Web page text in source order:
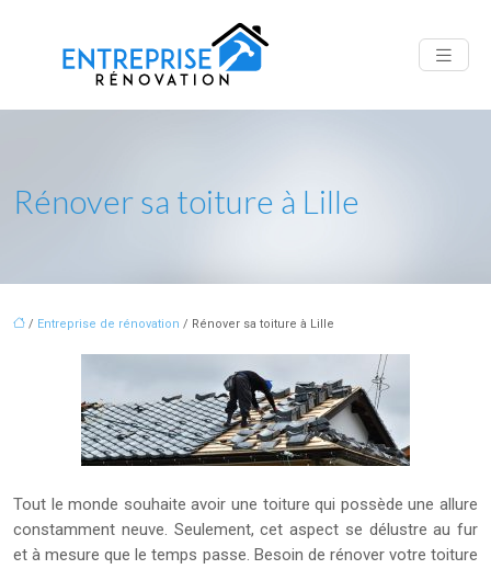
Rénover sa toiture à Lille
/ Entreprise de rénovation / Rénover sa toiture à Lille
Tout le monde souhaite avoir une toiture qui possède une allure
constamment neuve. Seulement, cet aspect se délustre au fur
et à mesure que le temps passe. Besoin de rénover votre toiture